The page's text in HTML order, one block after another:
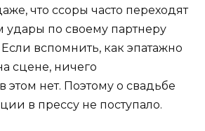
что ссоры часто переходят
удары по своему партнеру
вспомнить, как эпатажно
сцене, ничего
этом нет. Поэтому о свадьбе
в прессу не поступало.